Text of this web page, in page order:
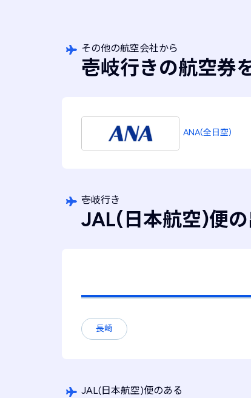
その他の航空会社から
壱岐行きの航空券
ANA(全日空)
壱岐行き
JAL(日本航空)便
長崎
JAL(日本航空)便のある